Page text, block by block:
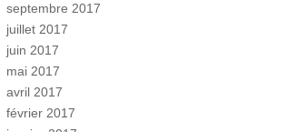
septembre 2017
juillet 2017
juin 2017
mai 2017
avril 2017
février 2017